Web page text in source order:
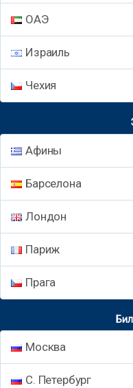
ОАЭ
Израиль
Чехия
Афины
Барселона
Лондон
Париж
Прага
Москва
С. Петербург